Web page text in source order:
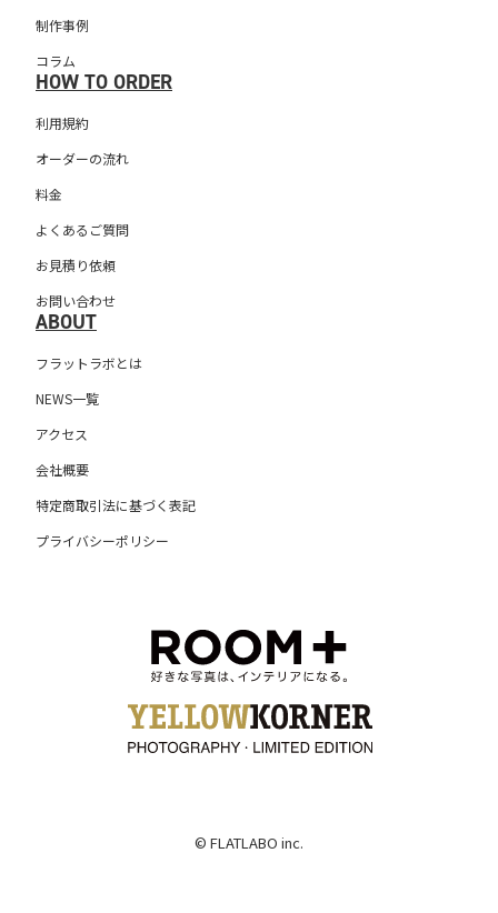
制作事例
コラム
HOW TO ORDER
利用規約
オーダーの流れ
料金
よくあるご質問
お見積り依頼
お問い合わせ
ABOUT
フラットラボとは
NEWS一覧
アクセス
会社概要
特定商取引法に基づく表記
プライバシーポリシー
© FLATLABO inc.